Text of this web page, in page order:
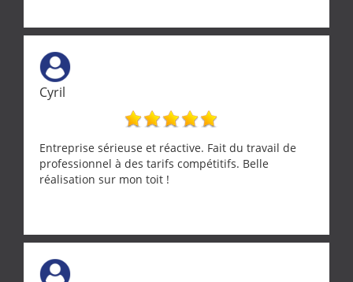
Cyril
Entreprise sérieuse et réactive. Fait du travail de
professionnel à des tarifs compétitifs. Belle
réalisation sur mon toit !